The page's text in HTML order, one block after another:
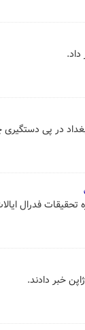
در پی
تحقیقات فدرال
خبر دادند.